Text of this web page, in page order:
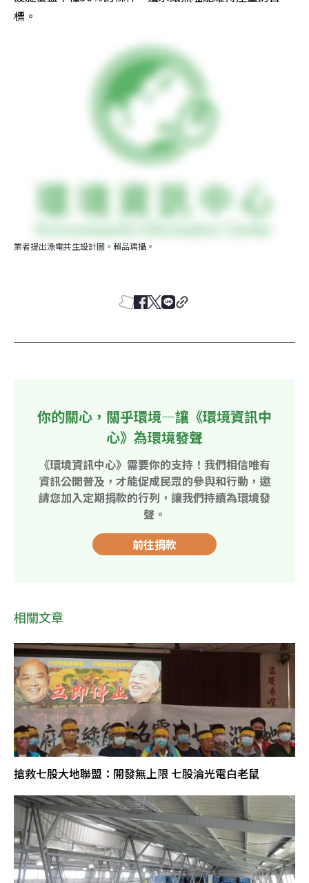
標。
業者提出漁電共生設計圖。賴品瑀攝。
你的關心，關乎環境—讓《環境資訊中
心》為環境發聲
《環境資訊中心》需要你的支持！我們相信唯有
資訊公開普及，才能促成民眾的參與和行動，邀
請您加入定期捐款的行列，讓我們持續為環境發
聲。
前往捐款
相關文章
搶救七股大地聯盟：開發無上限 七股淪光電白老鼠